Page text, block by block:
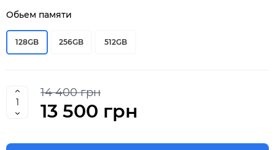
Обьем памяти
128GB 256GB 512GB
14 400 грн
13 500 грн